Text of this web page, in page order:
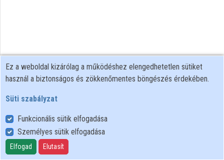
Felhasználói szabályzat
Adatkezelési tájékoztató
Süti szabályzat
Ez a weboldal kizárólag a működéshez elengedhetetlen sütiket
használ a biztonságos és zökkenőmentes böngészés érdekében.
Süti szabályzat
Funkcionális sütik elfogadása
Személyes sütik elfogadása
Elfogad Elutasít